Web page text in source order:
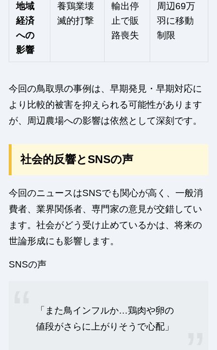
地域
経済
への
影響
養鶏業壊
滅的打撃
輸出停
止で販
路喪失
周辺69万
羽に移動
制限
今回の鳥取県の事例は、早期発見・早期対応に
より比較的被害を抑えられる可能性があります
が、周辺農場への影響は依然として深刻です。
社会的反響とSNSの声
今回のニュースはSNSでも関心が高く、一般消
費者、業界関係者、専門家の意見が交錯してい
ます。社会がどう受け止めているかは、将来の
世論形成にも影響します。
SNSの声
「また鳥インフルか…鶏肉や卵の
値段がさらに上がりそうで心配」